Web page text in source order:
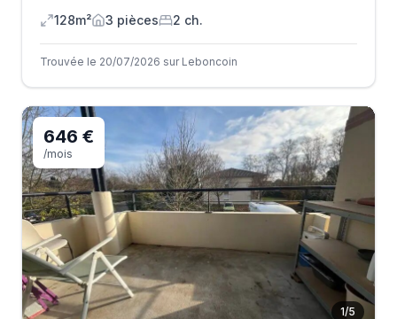
128m²
3 pièces 2 ch.
Trouvée le 20/07/2026 sur Leboncoin
1/5
646 €
/mois